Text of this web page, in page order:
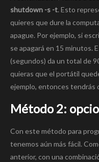
shutdown -s -t. Esto
quieres que dure la
apague. Por ejemplo, si
se apagará en 15 minutos.
(segundos) da un total de
quieras que el portátil
ejemplo, entonces tendrás
Método 2:
Con este método para
tenemos aún más fácil.
anterior, con una